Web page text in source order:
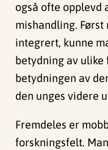
også ofte opplevd
mishandling.
integrert, kunne
betydning av
betydningen av
den unges videre
Fremdeles er
forskningsfelt.